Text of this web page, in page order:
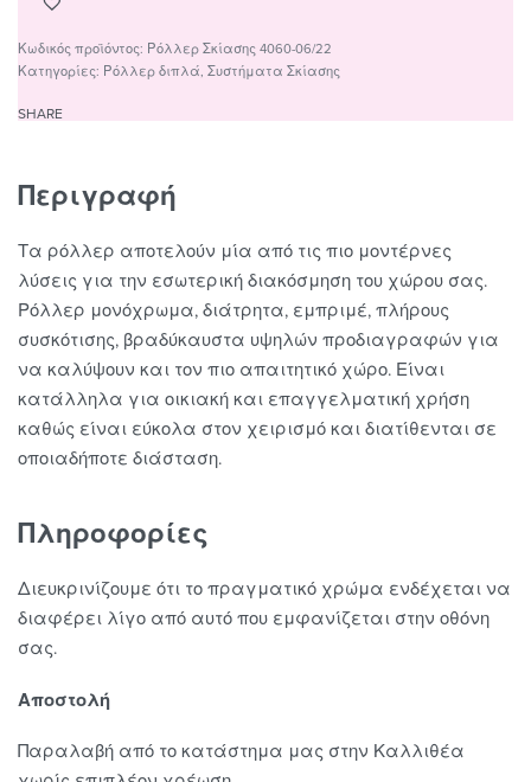
Ρόλλερ Σκίασης 4060-06/22
Κατηγορίες: Ρόλλερ διπλά, Συστήματα Σκίασης
SHARE
Περιγραφή
Τα ρόλλερ αποτελούν μία από τις πιο μοντέρνες
λύσεις για την εσωτερική διακόσμηση του χώρου σας.
Ρόλλερ μονόχρωμα, διάτρητα, εμπριμέ, πλήρους
συσκότισης, βραδύκαυστα υψηλών προδιαγραφών για
να καλύψουν και τον πιο απαιτητικό χώρο. Είναι
κατάλληλα για οικιακή και επαγγελματική χρήση
καθώς είναι εύκολα στον χειρισμό και διατίθενται σε
οποιαδήποτε διάσταση.
Πληροφορίες
Διευκρινίζουμε ότι το πραγματικό χρώμα ενδέχεται να
διαφέρει λίγο από αυτό που εμφανίζεται στην οθόνη
σας.
Αποστολή
Παραλαβή από το κατάστημα μας στην Καλλιθέα